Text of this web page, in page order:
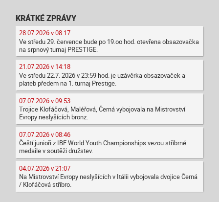
KRÁTKÉ ZPRÁVY
28.07.2026 v 08:17
Ve středu 29. července bude po 19.oo hod. otevřena obsazovačka
na srpnový turnaj PRESTIGE.
21.07.2026 v 14:18
Ve středu 22.7. 2026 v 23:59 hod. je uzávěrka obsazovaček a
plateb předem na 1. turnaj Prestige.
07.07.2026 v 09:53
Trojice Klofáčová, Maléřová, Černá vybojovala na Mistrovství
Evropy neslyšících bronz.
07.07.2026 v 08:46
Čeští junioři z IBF World Youth Championships vezou stříbrné
medaile v soutěži družstev.
04.07.2026 v 21:07
Na Mistrovství Evropy neslyšících v Itálii vybojovala dvojice Černá
/ Klofáčová stříbro.